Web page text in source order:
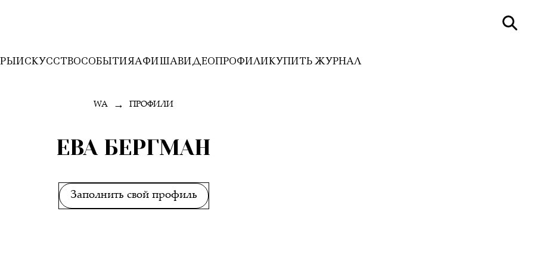
ИСКУССТВОСОБЫТИЯАФИШАВИДЕОПРОФИЛИКУПИТЬ ЖУРНАЛ
WA → ПРОФИЛИ
ЕВА БЕРГМАН
Заполнить свой профиль